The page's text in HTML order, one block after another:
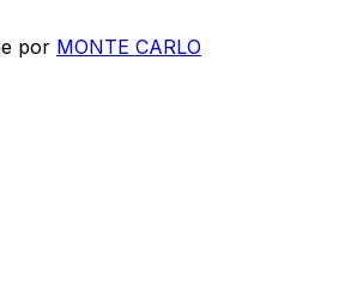
por MONTE CARLO